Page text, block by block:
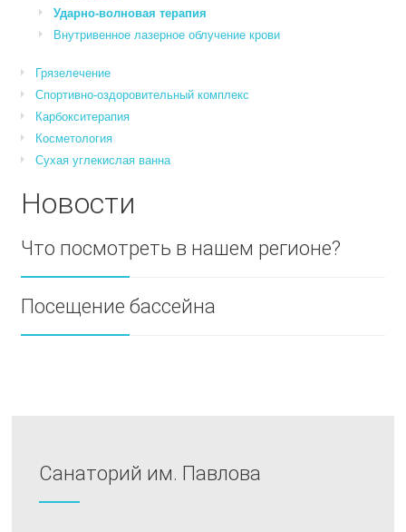
Ударно-волновая терапия
Внутривенное лазерное облучение крови
Грязелечение
Спортивно-оздоровительный комплекс
Карбокситерапия
Косметология
Сухая углекислая ванна
Новости
Что посмотреть в нашем регионе?
Посещение бассейна
Санаторий им. Павлова